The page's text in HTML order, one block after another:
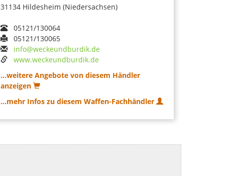
31134 Hildesheim (Niedersachsen)
05121/130064
05121/130065
info@weckeundburdik.de
www.weckeundburdik.de
...weitere Angebote von diesem Händler
anzeigen
...mehr Infos zu diesem Waffen-Fachhändler